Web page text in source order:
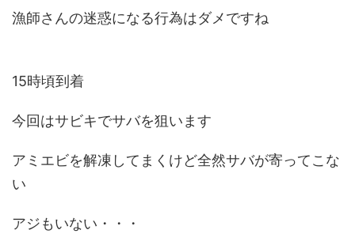
漁師さんの迷惑になる行為はダメですね
15時頃到着
今回はサビキでサバを狙います
アミエビを解凍してまくけど全然サバが寄ってこな
い
アジもいない・・・